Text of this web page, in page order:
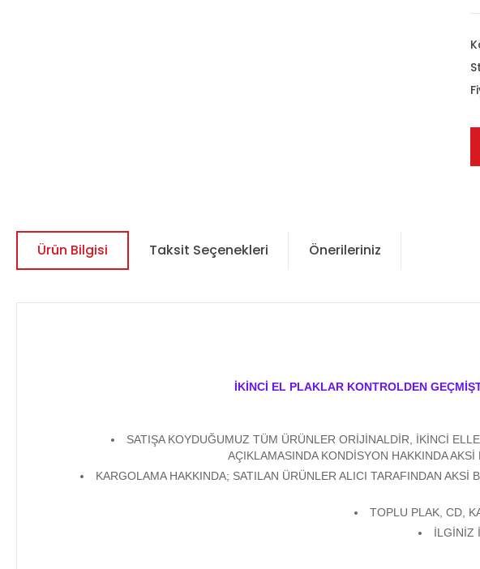
Ürün Bilgisi Taksit Seçenekleri Önerileriniz
İKİNCİ EL PLAKLAR KONTROLDEN
SATIŞA KOYDUĞUMUZ TÜM ÜRÜNLER ORİJİNALDİR, İKİNCİ
AÇIKLAMASINDA KONDİSYON HAKKINDA
KARGOLAMA HAKKINDA; SATILAN ÜRÜNLER ALICI TARAFINDAN
TOPLU PLAK, CD,
İLGİNİZ